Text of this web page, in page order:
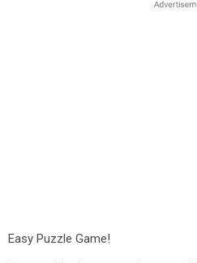
Easy Puzzle Game!